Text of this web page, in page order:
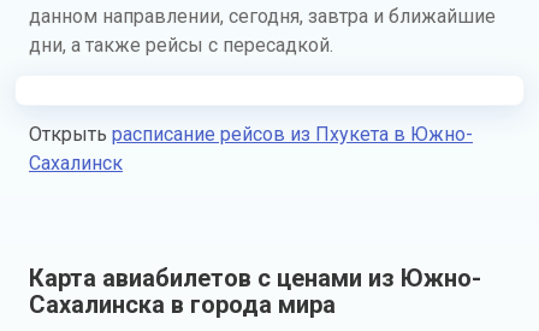
данном направлении, сегодня, завтра и ближайшие
дни, а также рейсы с пересадкой.
Открыть расписание рейсов из Пхукета в Южно-
Сахалинск
Карта авиабилетов с ценами из Южно-
Сахалинска в города мира